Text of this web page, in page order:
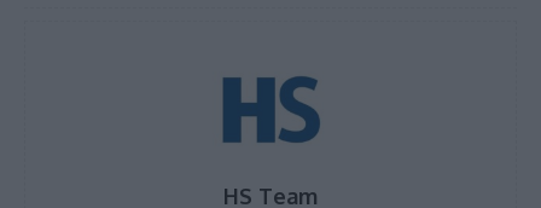
HS Team